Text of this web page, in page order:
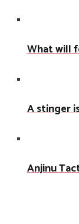
What will
A stinger
Anjinu